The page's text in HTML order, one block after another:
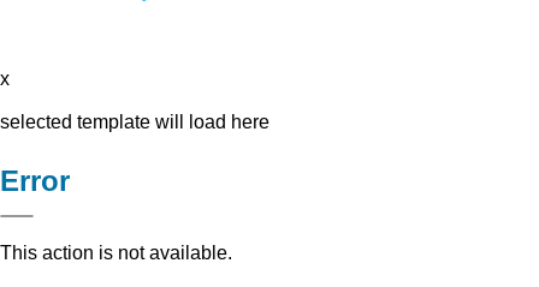
x
selected template will load here
Error
This action is not available.